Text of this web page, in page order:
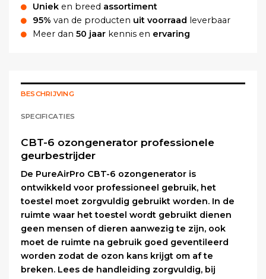
Uniek en breed assortiment
95% van de producten uit voorraad leverbaar
Meer dan 50 jaar kennis en ervaring
BESCHRIJVING
SPECIFICATIES
CBT-6 ozongenerator professionele
geurbestrijder
De PureAirPro CBT-6 ozongenerator is
ontwikkeld voor professioneel gebruik, het
toestel moet zorgvuldig gebruikt worden. In de
ruimte waar het toestel wordt gebruikt dienen
geen mensen of dieren aanwezig te zijn, ook
moet de ruimte na gebruik goed geventileerd
worden zodat de ozon kans krijgt om af te
breken. Lees de handleiding zorgvuldig, bij